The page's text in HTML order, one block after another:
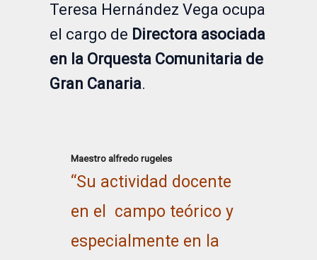
Teresa Hernández Vega ocupa
el cargo de Directora asociada
en la Orquesta Comunitaria de
Gran Canaria.
Maestro alfredo rugeles
“Su actividad docente
en el campo teórico y
especialmente en la